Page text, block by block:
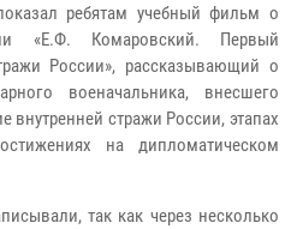
ребятам учебный фильм о
«Е.Ф. Комаровский. Первый
России», рассказывающий о
военачальника, внесшего
внутренней стражи России, этапах
на дипломатическом
так как через несколько